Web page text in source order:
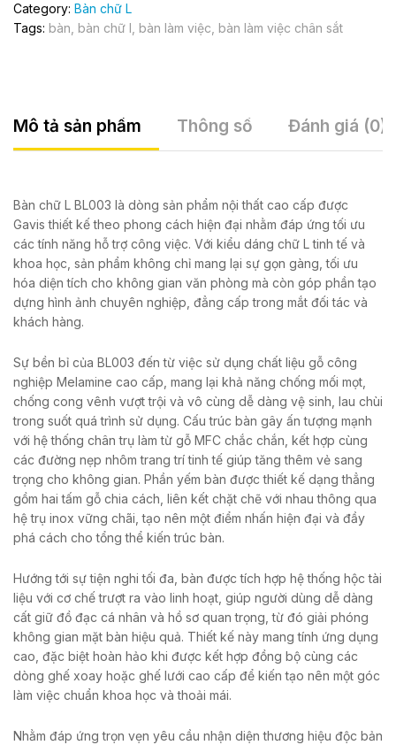
Category: Bàn chữ L
Tags: bàn bàn chữ l bàn làm việc bàn làm việc chân sắt
Mô tả sản phẩm Thông số Đánh giá (0)
Bàn chữ L BL003 là dòng sản phẩm nội thất cao cấp được
Gavis thiết kế theo phong cách hiện đại nhằm đáp ứng tối ưu
các tính năng hỗ trợ công việc. Với kiểu dáng chữ L tinh tế và
khoa học, sản phẩm không chỉ mang lại sự gọn gàng, tối ưu
hóa diện tích cho không gian văn phòng mà còn góp phần tạo
dựng hình ảnh chuyên nghiệp, đẳng cấp trong mắt đối tác và
khách hàng.
Sự bền bỉ của BL003 đến từ việc sử dụng chất liệu gỗ công
nghiệp Melamine cao cấp, mang lại khả năng chống mối mọt,
chống cong vênh vượt trội và vô cùng dễ dàng vệ sinh, lau chùi
trong suốt quá trình sử dụng. Cấu trúc bàn gây ấn tượng mạnh
với hệ thống chân trụ làm từ gỗ MFC chắc chắn, kết hợp cùng
các đường nẹp nhôm trang trí tinh tế giúp tăng thêm vẻ sang
trọng cho không gian. Phần yếm bàn được thiết kế dạng thẳng
gồm hai tấm gỗ chia cách, liên kết chặt chẽ với nhau thông qua
hệ trụ inox vững chãi, tạo nên một điểm nhấn hiện đại và đầy
phá cách cho tổng thể kiến trúc bàn.
Hướng tới sự tiện nghi tối đa, bàn được tích hợp hệ thống hộc tài
liệu với cơ chế trượt ra vào linh hoạt, giúp người dùng dễ dàng
cất giữ đồ đạc cá nhân và hồ sơ quan trọng, từ đó giải phóng
không gian mặt bàn hiệu quả. Thiết kế này mang tính ứng dụng
cao, đặc biệt hoàn hảo khi được kết hợp đồng bộ cùng các
dòng ghế xoay hoặc ghế lưới cao cấp để kiến tạo nên một góc
làm việc chuẩn khoa học và thoải mái.
Nhằm đáp ứng trọn vẹn yêu cầu nhận diện thương hiệu độc bản